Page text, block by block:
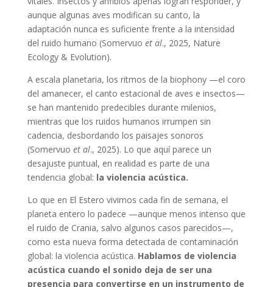
aunque algunas aves modifican su canto, la
adaptación nunca es suficiente frente a la intensidad
del ruido humano (Somervuo et al., 2025, Nature
Ecology & Evolution).
A escala planetaria, los ritmos de la biophony —el coro
del amanecer, el canto estacional de aves e insectos—
se han mantenido predecibles durante milenios,
mientras que los ruidos humanos irrumpen sin
cadencia, desbordando los paisajes sonoros
(Somervuo et al., 2025). Lo que aquí parece un
desajuste puntual, en realidad es parte de una
tendencia global: la violencia acústica.
Lo que en El Estero vivimos cada fin de semana, el
planeta entero lo padece —aunque menos intenso que
el ruido de Crania, salvo algunos casos parecidos—,
como esta nueva forma detectada de contaminación
global: la violencia acústica. Hablamos de violencia
acústica cuando el sonido deja de ser una
presencia para convertirse en un instrumento de